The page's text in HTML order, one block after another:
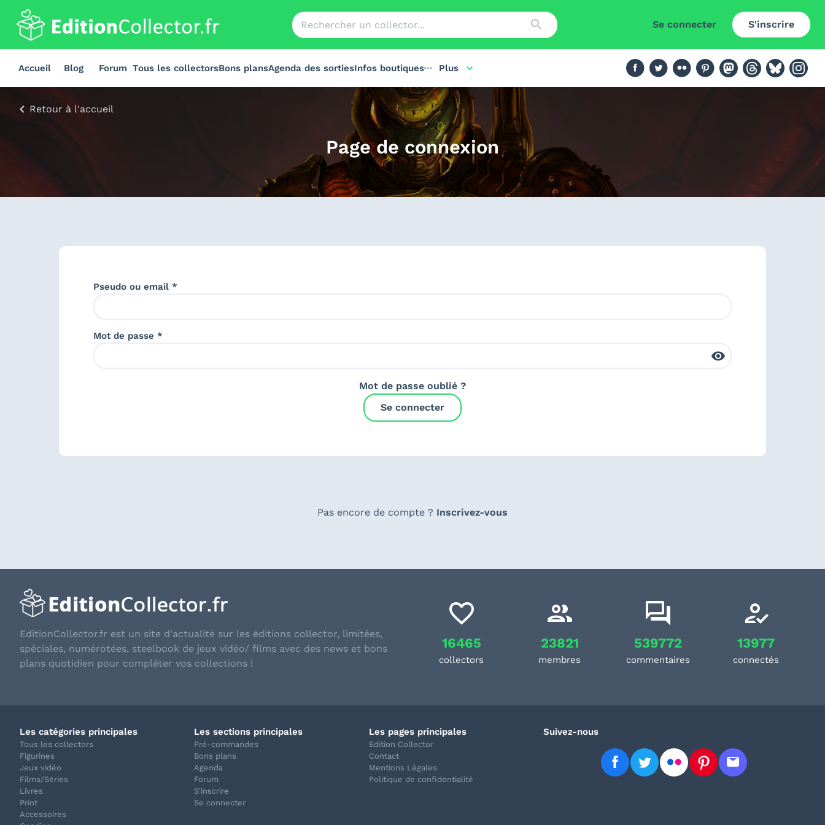
Se connecter S'inscrire
Accueil Blog Forum Tous les collectorsBons plansAgenda des sortiesInfos boutiques Plus
Retour à l'accueil
Page de connexion
Pseudo ou email *
Mot de passe *
Mot de passe oublié ?
Se connecter
Pas encore de compte ? Inscrivez-vous
EditionCollector.fr est un site d'actualité sur les éditions collector, limitées,
spéciales, numérotées, steelbook de jeux vidéo/ films avec des news et bons
plans quotidien pour compléter vos collections !
16465
collectors
23821
membres
539772
commentaires
13977
connectés
Les catégories principales
Tous les collectors
Figurines
Jeux vidéo
Films/Séries
Livres
Print
Accessoires
Les sections principales
Pré-commandes
Bons plans
Agenda
Forum
S'inscrire
Se connecter
Les pages principales
Edition Collector
Contact
Mentions Légales
Politique de confidentialité
Suivez-nous